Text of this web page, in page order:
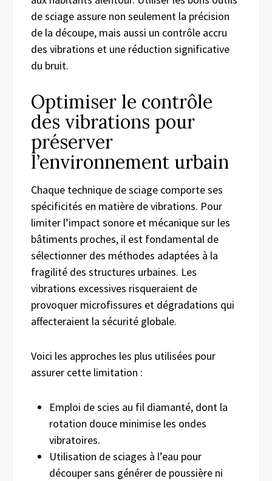
de sciage assure non seulement la précision
de la découpe, mais aussi un contrôle accru
des vibrations et une réduction significative
du bruit.
Optimiser le contrôle
des vibrations pour
préserver
l’environnement urbain
Chaque technique de sciage comporte ses
spécificités en matière de vibrations. Pour
limiter l’impact sonore et mécanique sur les
bâtiments proches, il est fondamental de
sélectionner des méthodes adaptées à la
fragilité des structures urbaines. Les
vibrations excessives risqueraient de
provoquer microfissures et dégradations qui
affecteraient la sécurité globale.
Voici les approches les plus utilisées pour
assurer cette limitation :
Emploi de scies au fil diamanté, dont la
rotation douce minimise les ondes
vibratoires.
Utilisation de sciages à l’eau pour
découper sans générer de poussière ni